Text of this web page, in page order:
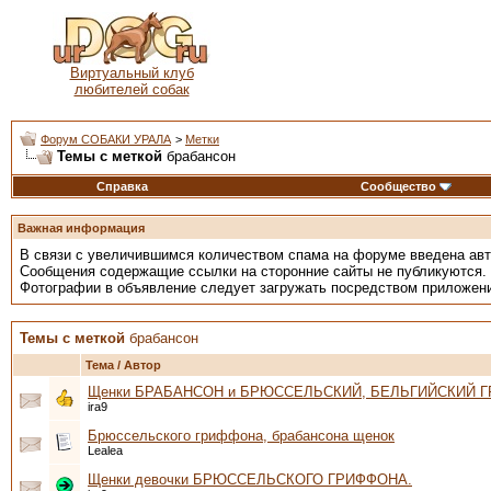
Виртуальный клуб
любителей собак
Форум СОБАКИ УРАЛА > Метки
Темы с меткой брабансон
Справка Сообщество
Важная информация
В связи с увеличившимся количеством спама на форуме введена
Сообщения содержащие ссылки на сторонние сайты не публикуются.
Фотографии в объявление следует загружать посредством
Темы с меткой брабансон
Тема / Автор
Щенки БРАБАНСОН и БРЮССЕЛЬСКИЙ, БЕЛЬГИЙСКИЙ
ira9
Брюссельского гриффона, брабансона щенок
Lealea
Щенки девочки БРЮССЕЛЬСКОГО ГРИФФОНА.